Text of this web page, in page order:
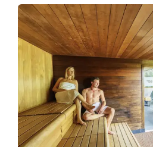
minutes
Strand
doen
Bezienswaardigheden
Musea